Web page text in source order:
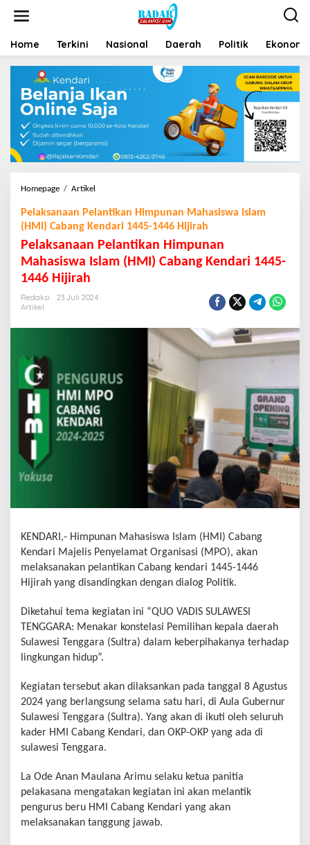
Home Terkini Nasional Daerah Politik
Homepage / Artikel
Pelaksanaan Pelantikan Himpunan Mahasiswa Islam
(HMI) Cabang Kendari 1445-1446 Hijirah
Pelaksanaan Pelantikan Himpunan
Mahasiswa Islam (HMI) Cabang Kendari 1445-
1446 Hijirah
Redaksi
23 Juli 2024
Artikel
KENDARI,- Himpunan Mahasiswa Islam (HMI) Cabang
Kendari Majelis Penyelamat Organisasi (MPO), akan
melaksanakan pelantikan Cabang kendari 1445-1446
Hijirah yang disandingkan dengan dialog Politik.
Diketahui tema kegiatan ini “QUO VADIS SULAWESI
TENGGARA: Menakar konstelasi Pemilihan kepala daerah
Sulawesi Tenggara (Sultra) dalam keberpihakanya terhadap
lingkungan hidup”.
Kegiatan tersebut akan dilaksankan pada tanggal 8 Agustus
2024 yang berlangsung selama satu hari, di Aula Gubernur
Sulawesi Tenggara (Sultra). Yang akan di ikuti oleh seluruh
kader HMI Cabang Kendari, dan OKP-OKP yang ada di
sulawesi Tenggara.
La Ode Anan Maulana Arimu selaku ketua panitia
pelakasana mengatakan kegiatan ini akan melantik
pengurus beru HMI Cabang Kendari yang akan
melaksanakan tanggung jawab.